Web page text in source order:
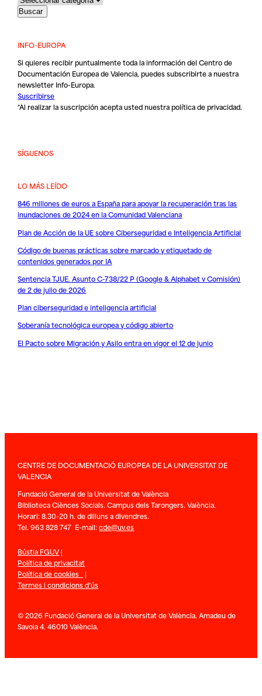
INFO-EUROPA
Si quieres recibir puntualmente toda la información del Centro de
Documentación Europea de Valencia, puedes subscribirte a nuestra
newsletter Info-Europa.
Suscribirse
*Al realizar la suscripción acepta usted nuestrapolítica de privacidad.
SÍGUENOS
LO MÁS LEÍDO
846 millones de euros a España para apoyar la recuperación tras las
inundaciones de 2024 en la Comunidad Valenciana
Plan de Acción de la UE sobre Ciberseguridad e Inteligencia Artificial
Código de buenas prácticas sobre marcado y etiquetado de
contenidos generados por IA
Sentencia TJUE. Asunto C-738/22 P (Google & Alphabet v Comisión)
de 2 de julio de 2026
Plan ciberseguridad e inteligencia artificial
Soberanía tecnológica europea y código abierto
El Pacto sobre Migración y Asilo entra en vigor el 12 de junio
CENTRE DE DOCUMENTACIÓ EUROPEA DE LA UNIVERSITAT DE
VALENCIA
Fundació General de la Universitat de València
Biblioteca Ciènces Socials. Campus dels Tarongers. València.
Horari: 8.30-20 h. de dilluns a divendres.
Tel. 963 828 747 E-mail:cde@uv.es
Bústia FGUV|
Política de privacitat
Política de cookies |
Termes i condicions d’ús
© 2026 Fundació General de la Universitat de València. Amadeu de
Savoia 4. 46010 València.